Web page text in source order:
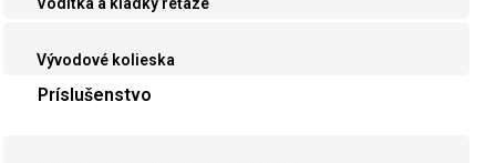
Vývodové kolieska
Príslušenstvo